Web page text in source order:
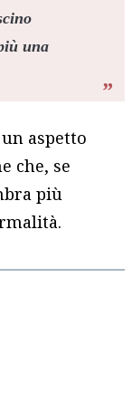
una
aspetto
che, se
più